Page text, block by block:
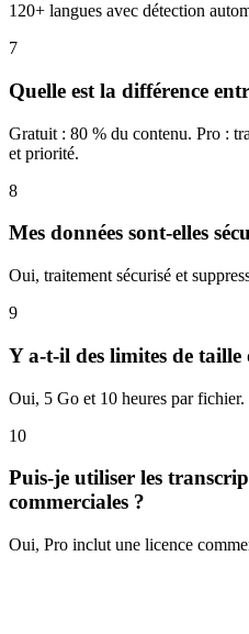
120+ langues avec détection
7
Quelle est la différence
Gratuit : 80 % du contenu. Pro :
et priorité.
8
Mes données sont-elles
Oui, traitement sécurisé et
9
Y a-t-il des limites de taille
Oui, 5 Go et 10 heures par fichier.
10
Puis-je utiliser les
commerciales ?
Oui, Pro inclut une licence